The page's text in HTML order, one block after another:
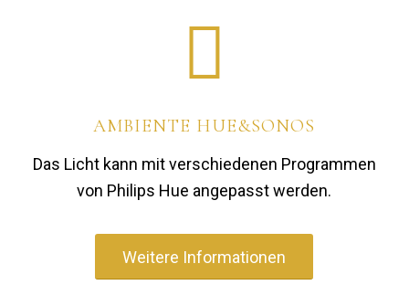
AMBIENTE HUE&SONOS
Das Licht kann mit verschiedenen Programmen
von Philips Hue angepasst werden.
Weitere Informationen